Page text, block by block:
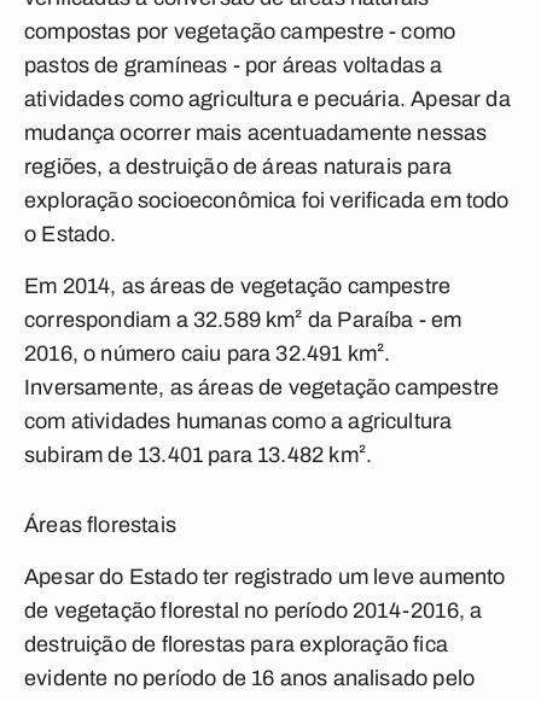
compostas por vegetação campestre - como
pastos de gramíneas - por áreas voltadas a
atividades como agricultura e pecuária. Apesar da
mudança ocorrer mais acentuadamente nessas
regiões, a destruição de áreas naturais para
exploração socioeconômica foi verificada em todo
o Estado.
Em 2014, as áreas de vegetação campestre
correspondiam a 32.589 km² da Paraíba - em
2016, o número caiu para 32.491 km².
Inversamente, as áreas de vegetação campestre
com atividades humanas como a agricultura
subiram de 13.401 para 13.482 km².
Áreas florestais
Apesar do Estado ter registrado um leve aumento
de vegetação florestal no período 2014-2016, a
destruição de florestas para exploração fica
evidente no período de 16 anos analisado pelo